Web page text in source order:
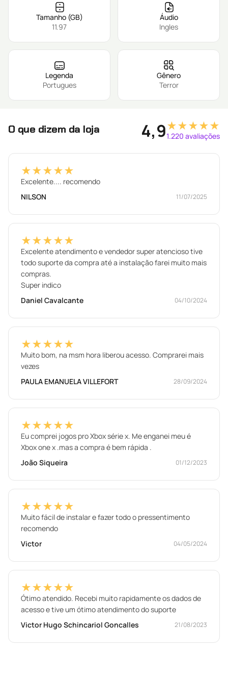
Tamanho (GB)
11.97
Áudio
Ingles
Legenda
Portugues
Gênero
Terror
O que dizem da loja 4,9★★★★★
1.220 avaliações
★★★★★
Excelente.... recomendo
NILSON
11/07/2025
★★★★★
Excelente atendimento e vendedor super atencioso tive
todo suporte da compra até a instalação farei muito mais
compras.
Super indico
Daniel Cavalcante
04/10/2024
★★★★★
Muito bom, na msm hora liberou acesso. Comprarei mais
vezes
PAULA EMANUELA VILLEFORT
28/09/2024
★★★★★
Eu comprei jogos pro Xbox série x. Me enganei meu é
Xbox one x .mas a compra é bem rápida .
João Siqueira
01/12/2023
★★★★★
Muito fácil de instalar e fazer todo o pressentimento
recomendo
Victor
04/05/2024
★★★★★
Ótimo atendido. Recebi muito rapidamente os dados de
acesso e tive um ótimo atendimento do suporte
Victor Hugo Schincariol Goncalles
21/08/2023